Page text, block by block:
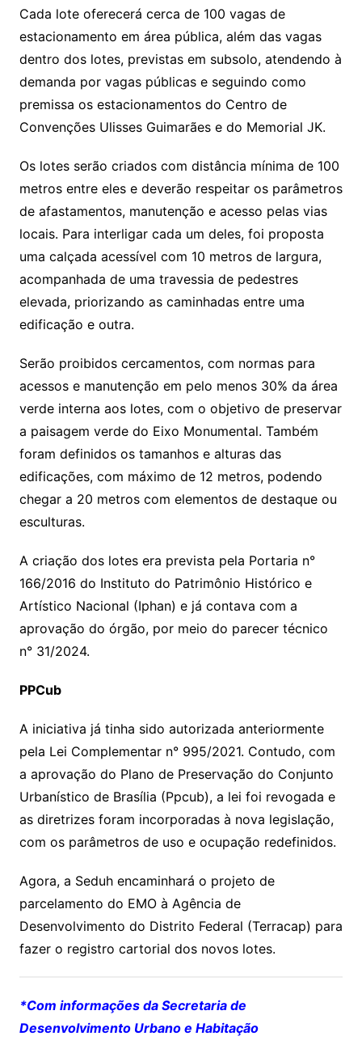
Cada lote oferecerá cerca de 100 vagas de
estacionamento em área pública, além das vagas
dentro dos lotes, previstas em subsolo, atendendo à
demanda por vagas públicas e seguindo como
premissa os estacionamentos do Centro de
Convenções Ulisses Guimarães e do Memorial JK.
Os lotes serão criados com distância mínima de 100
metros entre eles e deverão respeitar os parâmetros
de afastamentos, manutenção e acesso pelas vias
locais. Para interligar cada um deles, foi proposta
uma calçada acessível com 10 metros de largura,
acompanhada de uma travessia de pedestres
elevada, priorizando as caminhadas entre uma
edificação e outra.
Serão proibidos cercamentos, com normas para
acessos e manutenção em pelo menos 30% da área
verde interna aos lotes, com o objetivo de preservar
a paisagem verde do Eixo Monumental. Também
foram definidos os tamanhos e alturas das
edificações, com máximo de 12 metros, podendo
chegar a 20 metros com elementos de destaque ou
esculturas.
A criação dos lotes era prevista pela Portaria n°
166/2016 do Instituto do Patrimônio Histórico e
Artístico Nacional (Iphan) e já contava com a
aprovação do órgão, por meio do parecer técnico
n° 31/2024.
PPCub
A iniciativa já tinha sido autorizada anteriormente
pela Lei Complementar n° 995/2021. Contudo, com
a aprovação do Plano de Preservação do Conjunto
Urbanístico de Brasília (Ppcub), a lei foi revogada e
as diretrizes foram incorporadas à nova legislação,
com os parâmetros de uso e ocupação redefinidos.
Agora, a Seduh encaminhará o projeto de
parcelamento do EMO à Agência de
Desenvolvimento do Distrito Federal (Terracap) para
fazer o registro cartorial dos novos lotes.
*Com informações da Secretaria de
Desenvolvimento Urbano e Habitação